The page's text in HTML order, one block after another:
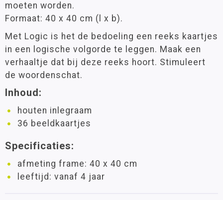
moeten worden.
Formaat: 40 x 40 cm (l x b).
Met Logic is het de bedoeling een reeks kaartjes
in een logische volgorde te leggen. Maak een
verhaaltje dat bij deze reeks hoort. Stimuleert
de woordenschat.
Inhoud:
houten inlegraam
36 beeldkaartjes
Specificaties:
afmeting frame: 40 x 40 cm
leeftijd: vanaf 4 jaar